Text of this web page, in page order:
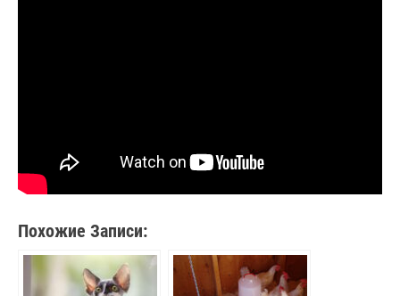
Похожие Записи: